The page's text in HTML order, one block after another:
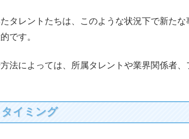
タレントたちは、このような状況下で新た
です。
法によっては、所属タレントや業界関係者
イミング